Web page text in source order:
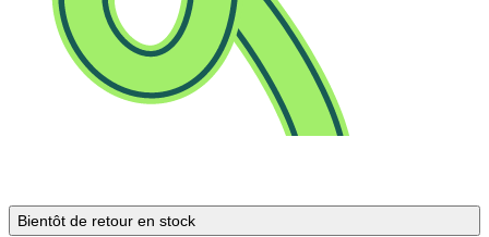
Bientôt de retour en stock